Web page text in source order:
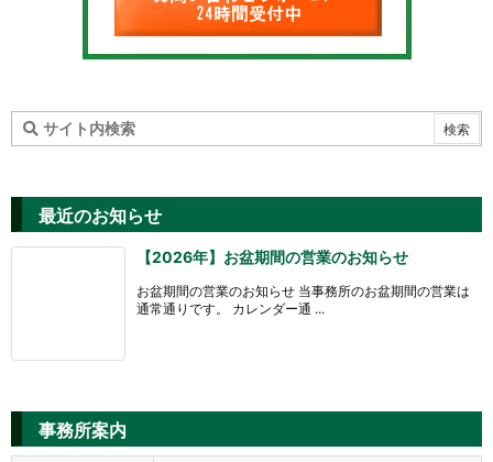
最近のお知らせ
【2026年】お盆期間の営業のお知らせ
お盆期間の営業のお知らせ 当事務所のお盆期間の営業は
通常通りです。 カレンダー通 ...
事務所案内